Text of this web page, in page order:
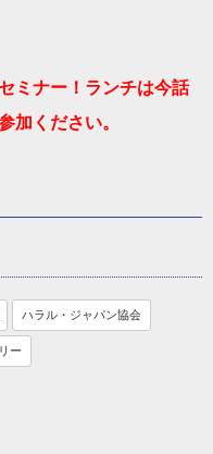
ミナー！ランチは今話
加ください。
ハラル・ジャパン協会
ー